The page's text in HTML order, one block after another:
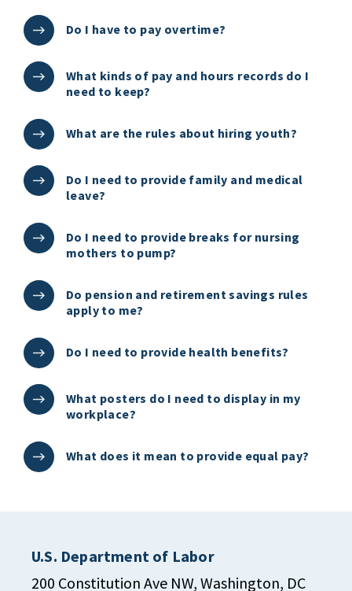
Do I have to pay overtime?
What kinds of pay and hours records do I
need to keep?
What are the rules about hiring youth?
Do I need to provide family and medical
leave?
Do I need to provide breaks for nursing
mothers to pump?
Do pension and retirement savings rules
apply to me?
Do I need to provide health benefits?
What posters do I need to display in my
workplace?
What does it mean to provide equal pay?
U.S. Department of Labor
200 Constitution Ave NW, Washington, DC